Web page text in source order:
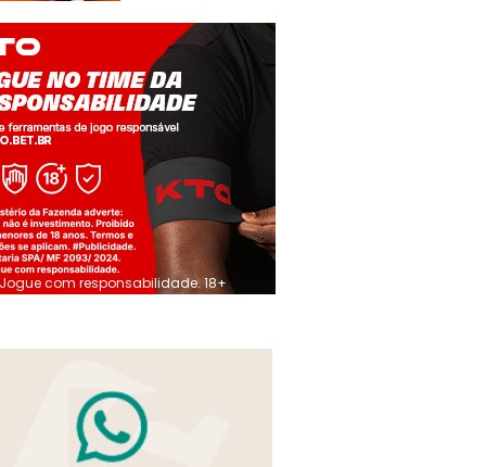
Jogue com responsabilidade. 18+